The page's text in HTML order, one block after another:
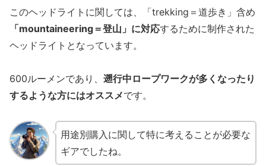
このヘッドライトに関しては、「trekking＝道歩き」含め
「mountaineering＝登山」に対応するために制作された
ヘッドライトとなっています。
600ルーメンであり、 遡行中ロープワークが多くなったり
するような方にはオススメです。
用途別購入に関して特に考えることが必要な
ギアでしたね。